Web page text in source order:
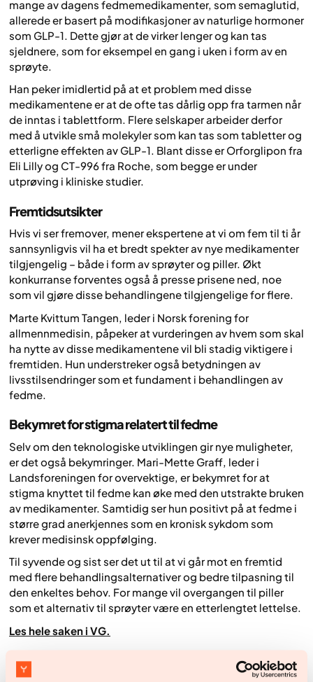
mange av dagens fedmemedikamenter, som semaglutid,
allerede er basert på modifikasjoner av naturlige hormoner
som GLP-1. Dette gjør at de virker lenger og kan tas
sjeldnere, som for eksempel en gang i uken i form av en
sprøyte.
Han peker imidlertid på at et problem med disse
medikamentene er at de ofte tas dårlig opp fra tarmen når
de inntas i tablettform. Flere selskaper arbeider derfor
med å utvikle små molekyler som kan tas som tabletter og
etterligne effekten av GLP-1. Blant disse er Orforglipon fra
Eli Lilly og CT-996 fra Roche, som begge er under
utprøving i kliniske studier.
Fremtidsutsikter
Hvis vi ser fremover, mener ekspertene at vi om fem til ti år
sannsynligvis vil ha et bredt spekter av nye medikamenter
tilgjengelig – både i form av sprøyter og piller. Økt
konkurranse forventes også å presse prisene ned, noe
som vil gjøre disse behandlingene tilgjengelige for flere.
Marte Kvittum Tangen, leder i Norsk forening for
allmennmedisin, påpeker at vurderingen av hvem som skal
ha nytte av disse medikamentene vil bli stadig viktigere i
fremtiden. Hun understreker også betydningen av
livsstilsendringer som et fundament i behandlingen av
fedme.
Bekymret for stigma relatert til fedme
Selv om den teknologiske utviklingen gir nye muligheter,
er det også bekymringer. Mari-Mette Graff, leder i
Landsforeningen for overvektige, er bekymret for at
stigma knyttet til fedme kan øke med den utstrakte bruken
av medikamenter. Samtidig ser hun positivt på at fedme i
større grad anerkjennes som en kronisk sykdom som
krever medisinsk oppfølging.
Til syvende og sist ser det ut til at vi går mot en fremtid
med flere behandlingsalternativer og bedre tilpasning til
den enkeltes behov. For mange vil overgangen til piller
som et alternativ til sprøyter være en etterlengtet lettelse.
Les hele saken i VG.